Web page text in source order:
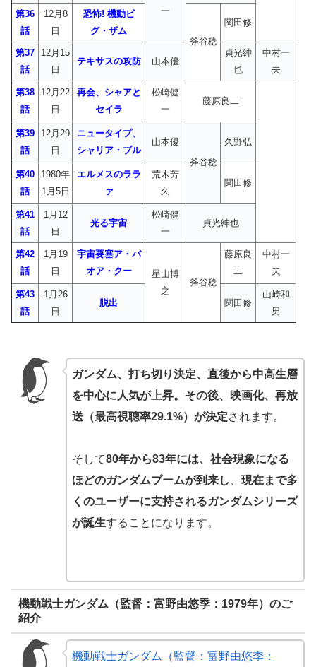
一
第36
話
12月8
日
恐怖! 機動ビ
グ・ザム
斧谷稔
関田修
第37
話
12月15
日
テキサスの攻防 山本優
貞光紳
也
中村一
夫
第38
話
12月22
日
再会、シャアと
セイラ
松崎健
一
藤原良二
第39
話
12月29
日
ニュータイプ、
シャリア・ブル
山本優
斧谷稔
久野弘
第40
話
1980年
1月5日
エルメスのララ
ァ
荒木芳
久
関田修
第41
話
1月12
日
光る宇宙
松崎健
一
貞光紳也
第42
話
1月19
日
宇宙要塞ア・バ
オア・クー
星山博
之
斧谷稔
藤原良
二
中村一
夫
第43
話
1月26
日
脱出 関田修
山崎和
男
ガンダム、打ち切り決定、直後から中高生層
を中心に人気が上昇。その後、映画化、再放
送（最高視聴率29.1%）が決定されます。
そして80年から83年には、社会現象になる
ほどのガンダムブームが到来し
現在まで多
くのユーザーに支持されるガンダムシリーズ
が誕生することになります。
機動戦士ガンダム（監督：富野由悠季：1979年）のご
紹介
機動戦士ガンダム（監督：富野由悠季：